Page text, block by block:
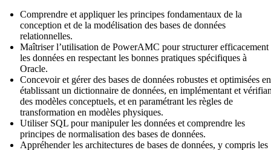
Comprendre et appliquer les principes fondamentaux de la
conception et de la modélisation des bases de données
relationnelles.
Maîtriser l’utilisation de PowerAMC pour structurer efficacement
les données en respectant les bonnes pratiques spécifiques à
Oracle.
Concevoir et gérer des bases de données robustes et optimisées en
établissant un dictionnaire de données, en implémentant et
des modèles conceptuels, et en paramétrant les règles de
transformation en modèles physiques.
Utiliser SQL pour manipuler les données et comprendre les
principes de normalisation des bases de données.
Appréhender les architectures de bases de données, y compris les